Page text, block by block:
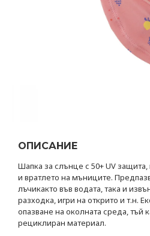
ОПИСАНИЕ
Шапка за слънце с 50+ UV защита,
и вратлето на мъниците.
лъчикакто във водата, така и
разходка, игри на открито и т.н.
опазване на околната среда, тъй
рециклиран материал.